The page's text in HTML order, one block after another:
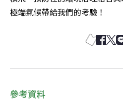
極端氣候帶給我們的考驗！
參考資料